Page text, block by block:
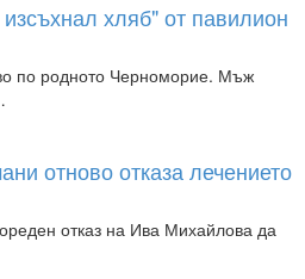
хляб" от павилион
по родното Черноморие. Мъж
отново отказа лечението
отказ на Ива Михайлова да